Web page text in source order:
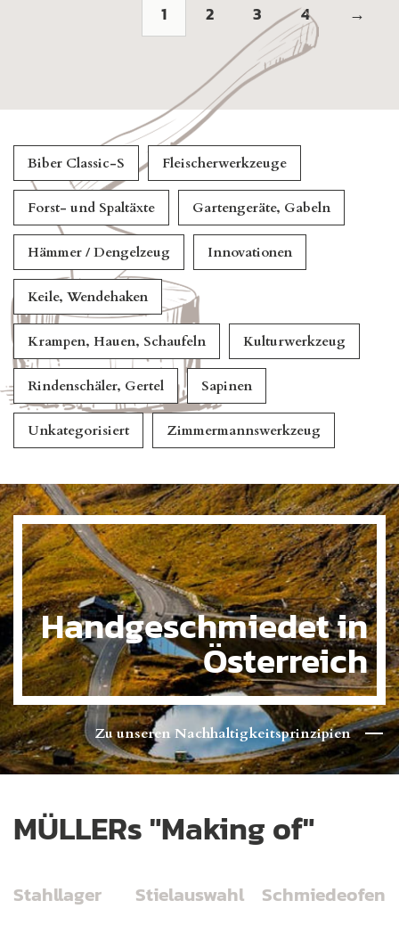
1 2 3 4 →
Biber Classic-S Fleischerwerkzeuge
Forst- und Spaltäxte Gartengeräte, Gabeln
Hämmer / Dengelzeug Innovationen
Keile, Wendehaken
Krampen, Hauen, Schaufeln Kulturwerkzeug
Rindenschäler, Gertel Sapinen
Unkategorisiert Zimmermannswerkzeug
Handgeschmiedet in
Österreich
Zu unseren Nachhaltigkeitsprinzipien
MÜLLERs "Making of"
Stahllager Stielauswahl Schmiedeofen